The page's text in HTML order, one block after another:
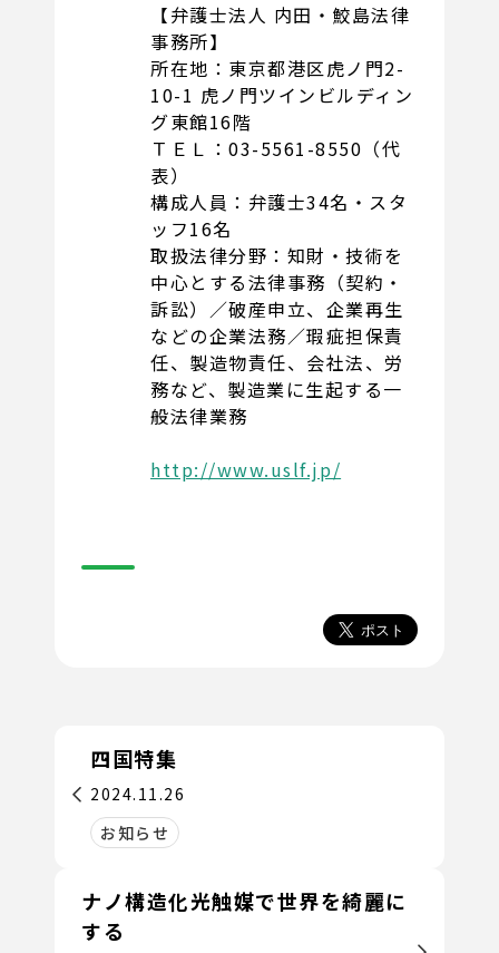
【弁護士法人 内田・鮫島法律
事務所】
所在地：東京都港区虎ノ門2-
10-1 虎ノ門ツインビルディン
グ東館16階
ＴＥＬ：03-5561-8550（代
表）
構成人員：弁護士34名・スタ
ッフ16名
取扱法律分野：知財・技術を
中心とする法律事務（契約・
訴訟）／破産申立、企業再生
などの企業法務／瑕疵担保責
任、製造物責任、会社法、労
務など、製造業に生起する一
般法律業務
http://www.uslf.jp/
四国特集
2024.11.26
お知らせ
ナノ構造化光触媒で世界を綺麗に
する